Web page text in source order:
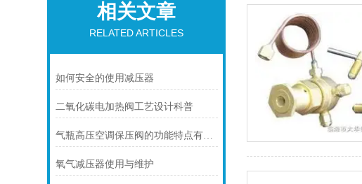
相关文章
RELATED ARTICLES
如何安全的使用减压器
二氧化碳电加热阀工艺设计科普
气瓶高压空调保压阀的功能特点有哪些
氧气减压器使用与维护